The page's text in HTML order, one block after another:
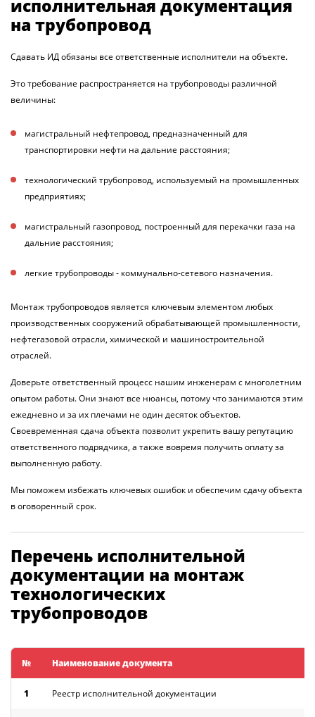
исполнительная документация
на трубопровод
Сдавать ИД обязаны все ответственные исполнители на объекте.
Это требование распространяется на трубопроводы различной
величины:
магистральный нефтепровод, предназначенный для
транспортировки нефти на дальние расстояния;
технологический трубопровод, используемый на промышленных
предприятиях;
магистральный газопровод, построенный для перекачки газа на
дальние расстояния;
легкие трубопроводы - коммунально-сетевого назначения.
Монтаж трубопроводов является ключевым элементом любых
производственных сооружений обрабатывающей промышленности,
нефтегазовой отрасли, химической и машиностроительной
отраслей.
Доверьте ответственный процесс нашим инженерам с многолетним
опытом работы. Они знают все нюансы, потому что занимаются этим
ежедневно и за их плечами не один десяток объектов.
Своевременная сдача объекта позволит укрепить вашу репутацию
ответственного подрядчика, а также вовремя получить оплату за
выполненную работу.
Мы поможем избежать ключевых ошибок и обеспечим сдачу объекта
в оговоренный срок.
Перечень исполнительной
документации на монтаж
технологических
трубопроводов
№ Наименование документа
1 Реестр исполнительной документации